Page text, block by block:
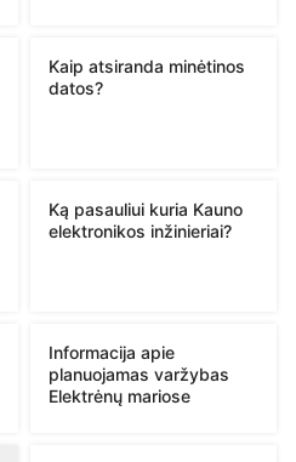
Kaip atsiranda minėtinos
datos?
Ką pasauliui kuria Kauno
elektronikos inžinieriai?
Informacija apie
planuojamas varžybas
Elektrėnų mariose